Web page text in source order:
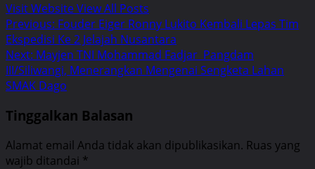
Visit WebsiteView All Posts
Post
navigation
Previous: Fouder Eiger Ronny Lukito Kembali Lepas Tim
Ekspedisi Ke 2 Jelajah Nusantara
Next: Mayjen TNI Mohammad Fadjar Pangdam
III/Siliwangi, Menerangkan Mengenai Sengketa Lahan
SMAK Dago
Tinggalkan Balasan
Alamat email Anda tidak akan dipublikasikan. Ruas yang
wajib ditandai *